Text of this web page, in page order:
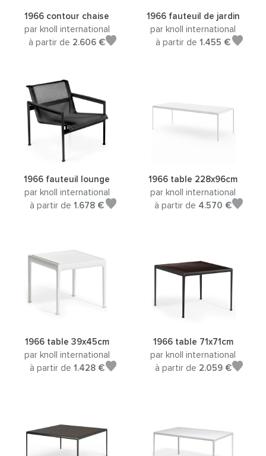
1966 contour chaise
par knoll international
à partir de 2.606 €
1966 fauteuil de jardin
par knoll international
à partir de1.455 €
1966 fauteuil lounge
par knoll international
à partir de 1.678 €
1966 table 228x96cm
par knoll international
à partir de 4.570 €
1966 table 39x45cm
par knoll international
à partir de 1.428 €
1966 table 71x71cm
par knoll international
à partir de 2.059 €